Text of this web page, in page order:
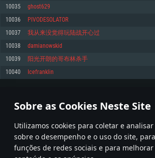
Sobre as Cookies Neste Site
Utilizamos cookies para coletar e
sobre o desempenho e o uso do site,
funções de redes sociais e para
Recomendado
superior, Radeon RX 570 ou superior
Disco: 75,9 GB
Recomendado
Network: Internet de banda larga.
Recomendado
Sistema Operativo: Ubuntu 20.04 64bit
Processador: Intel Core i7
Memória: 16 GB
Placa Gráfica: NVIDIA 1060 com os drivers mais
meses) / equivalentes AMD (Radeon RX 570) com
Network: Internet de banda larga.
10035 ghost629
10036 PIVODESOLATOR
10037 我从来没觉得玩陆战开心过
10038 damianowskid
10039 阳光开朗的哥布林杀手
10040 Icefranklin